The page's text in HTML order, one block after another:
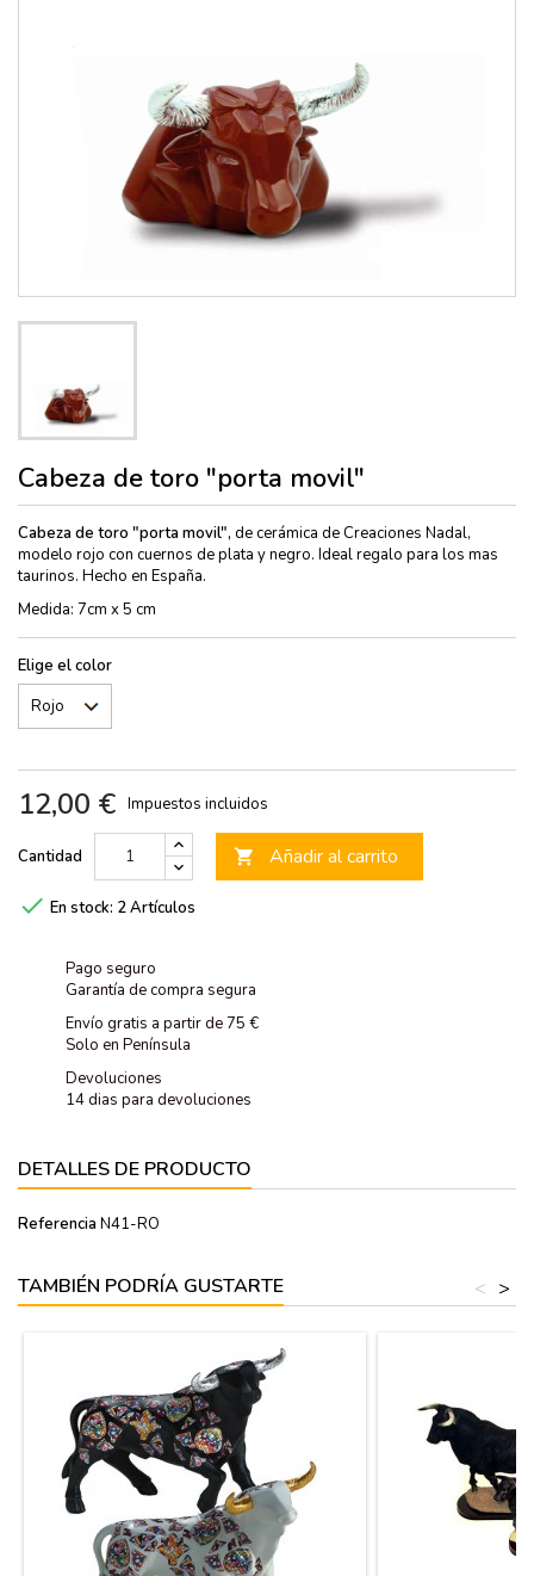
Cabeza de toro "porta movil"
Cabeza de toro "porta movil", de cerámica de Creaciones Nadal,
modelo rojo con cuernos de plata y negro. Ideal regalo para los mas
taurinos. Hecho en España.
Medida: 7cm x 5 cm
Elige el color
12,00 € Impuestos incluidos
Cantidad  Añadir al carrito
 En stock: 2 Artículos
Pago seguro
Garantía de compra segura
Envío gratis a partir de 75 €
Solo en Península
Devoluciones
14 dias para devoluciones
DETALLES DE PRODUCTO
Referencia N41-RO
TAMBIÉN PODRÍA GUSTARTE >
<